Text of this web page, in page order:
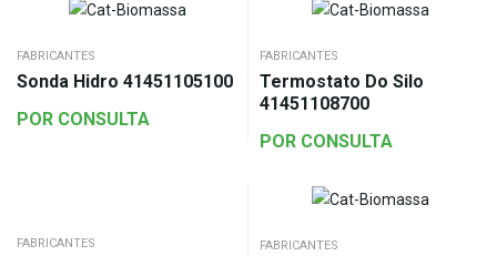
FABRICANTES
Sonda Hidro 41451105100
POR CONSULTA
FABRICANTES
Termostato Do Silo
41451108700
POR CONSULTA
FABRICANTES FABRICANTES